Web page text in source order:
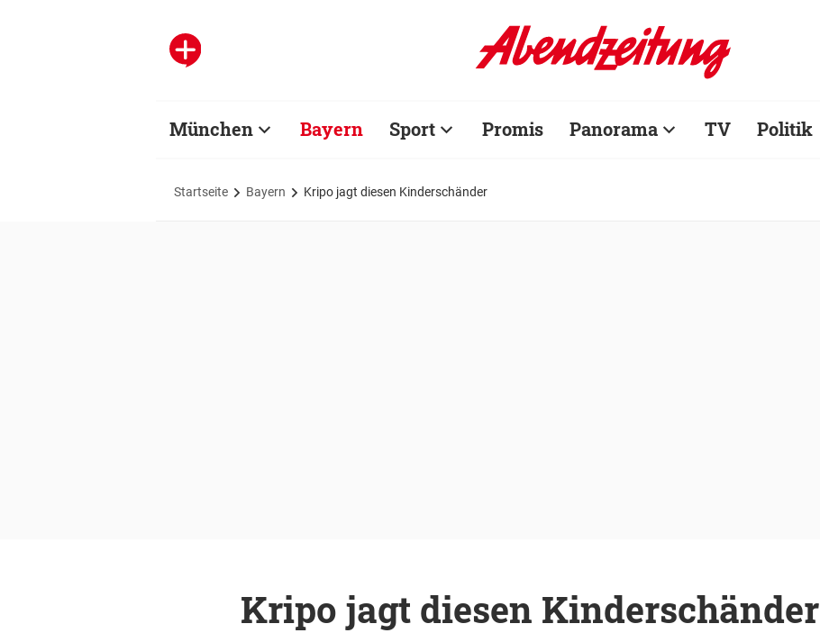
München Bayern Sport Promis Panorama TV Politik
Startseite Bayern Kripo jagt diesen Kinderschänder
Kripo jagt diesen Kinderschänder